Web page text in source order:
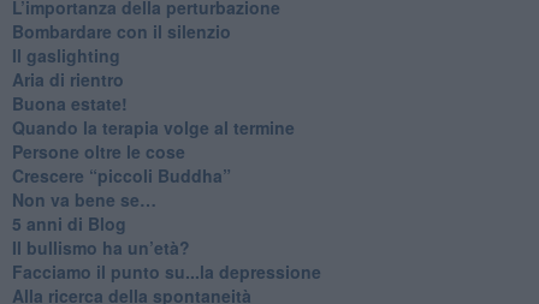
L’importanza della perturbazione
​Bombardare con il silenzio
Il gaslighting
Aria di rientro
Buona estate!
​Quando la terapia volge al termine
​Persone oltre le cose
​Crescere “piccoli Buddha”
Non va bene se…
​5 anni di Blog
​Il bullismo ha un’età?
Facciamo il punto su...la depressione
​Alla ricerca della spontaneità